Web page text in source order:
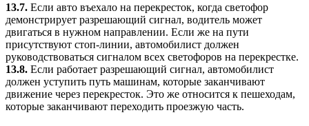
13.7. Если авто въехало на перекресток, когда светофор
демонстрирует разрешающий сигнал, водитель может
двигаться в нужном направлении. Если же на пути
присутствуют стоп-линии, автомобилист должен
руководствоваться сигналом всех светофоров на перекрестке.
13.8. Если работает разрешающий сигнал, автомобилист
должен уступить путь машинам, которые заканчивают
движение через перекресток. Это же относится к пешеходам,
которые заканчивают переходить проезжую часть.